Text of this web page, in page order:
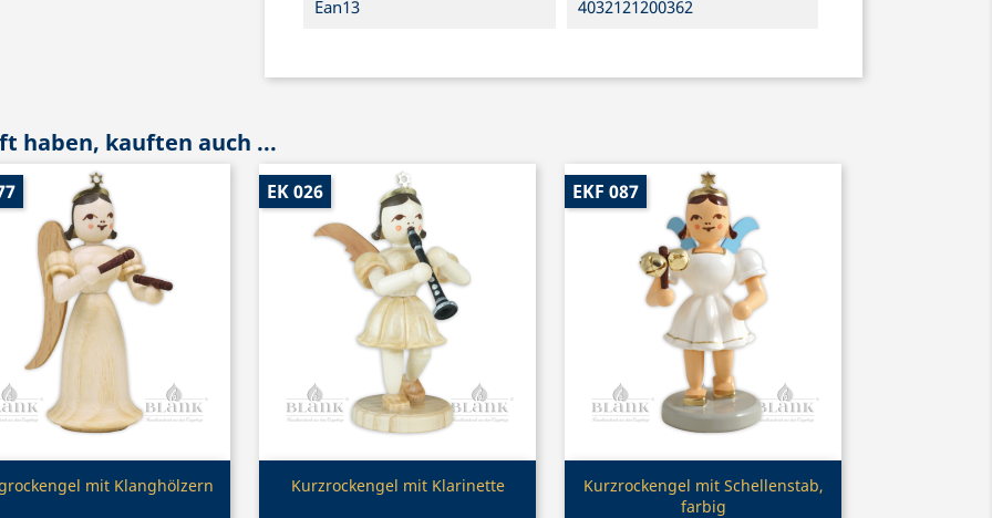
Ean13
4032121200362
haben, kauften auch ...
Vorschau
mit Klanghölzern Vorschau
Kurzrockengel mit Klarinette
EK 026
Vorschau
Kurzrockengel mit Schellenstab,
farbig
EKF 087